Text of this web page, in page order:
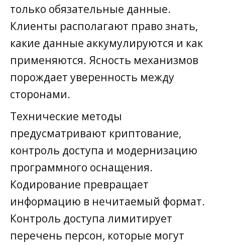
только обязательные данные.
Клиенты располагают право знать,
какие данные аккумулируются и как
применяются. Ясность механизмов
порождает уверенность между
сторонами.
Технические методы
предусматривают криптование,
контроль доступа и модернизацию
программного оснащения.
Кодирование превращает
информацию в нечитаемый формат.
Контроль доступа лимитирует
перечень персон, которые могут